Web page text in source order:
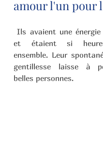
amour l'un pour
Ils avaient une énergie si positive
et étaient si
ensemble. Leur
gentillesse laisse à
belles personnes.